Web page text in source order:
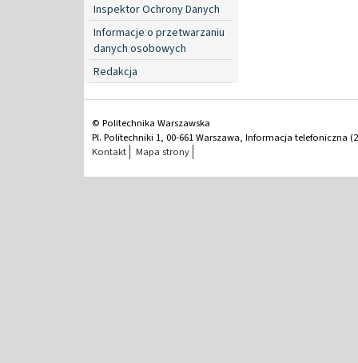
Inspektor Ochrony Danych
Informacje o przetwarzaniu
danych osobowych
Redakcja
© Politechnika Warszawska
Pl. Politechniki 1, 00-661 Warszawa, Informacja telefoniczna
Kontakt
Mapa strony